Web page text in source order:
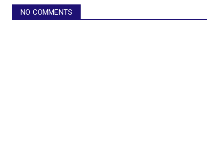
NO COMMENTS